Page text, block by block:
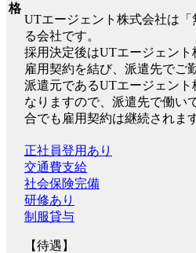
格
UTエージェント株式会社は
る会社です。
採用決定後はUTエージェン
雇用契約を結び、派遣先でご
派遣元であるUTエージェン
なりますので、派遣先で働い
合でも雇用契約は継続されます
正社員登用あり
交通費支給
社会保険完備
研修あり
制服貸与
【待遇】